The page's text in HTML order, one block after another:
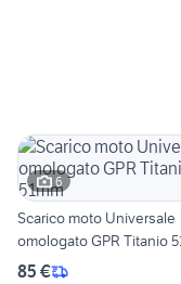
6
Scarico moto Universale
omologato GPR Titanio
85 €